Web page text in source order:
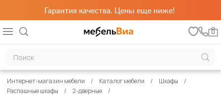
Гарантия качества. Цены еще ниже!
0
Интернет-магазин мебели Каталог мебели
Шкафы
Распашные шкафы
2-дверные